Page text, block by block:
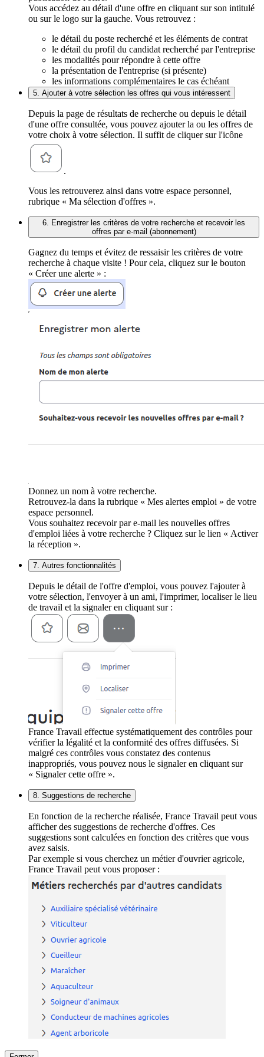
Vous accédez au détail d'une offre en cliquant sur son intitulé
ou sur le logo sur la gauche. Vous retrouvez :
le détail du poste recherché et les éléments de contrat
le détail du profil du candidat recherché par l'entreprise
les modalités pour répondre à cette offre
la présentation de l'entreprise (si présente)
les informations complémentaires le cas échéant
5. Ajouter à votre sélection les offres qui vous intéressent
Depuis la page de résultats de recherche ou depuis le détail
d'une offre consultée, vous pouvez ajouter la ou les offres de
votre choix à votre sélection. Il suffit de cliquer sur l'icône
.
Vous les retrouverez ainsi dans votre espace personnel,
rubrique « Ma sélection d'offres ».
6. Enregistrer les critères de votre recherche et recevoir les
offres par e-mail (abonnement)
Gagnez du temps et évitez de ressaisir les critères de votre
recherche à chaque visite ! Pour cela, cliquez sur le bouton
« Créer une alerte » :
Donnez un nom à votre recherche.
Retrouvez-la dans la rubrique « Mes alertes emploi » de votre
espace personnel.
Vous souhaitez recevoir par e-mail les nouvelles offres
d'emploi liées à votre recherche ? Cliquez sur le lien « Activer
la réception ».
7. Autres fonctionnalités
Depuis le détail de l'offre d'emploi, vous pouvez l'ajouter à
votre sélection, l'envoyer à un ami, l'imprimer, localiser le lieu
de travail et la signaler en cliquant sur :
France Travail effectue systématiquement des contrôles pour
vérifier la légalité et la conformité des offres diffusées. Si
malgré ces contrôles vous constatez des contenus
inappropriés, vous pouvez nous le signaler en cliquant sur
« Signaler cette offre ».
8. Suggestions de recherche
En fonction de la recherche réalisée, France Travail peut vous
afficher des suggestions de recherche d'offres. Ces
suggestions sont calculées en fonction des critères que vous
avez saisis.
Par exemple si vous cherchez un métier d'ouvrier agricole,
France Travail peut vous proposer :